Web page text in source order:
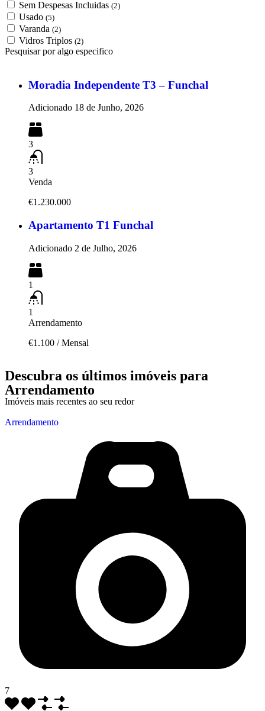
Sem Despesas Incluidas (2)
Usado (5)
Varanda (2)
Vidros Triplos (2)
Pesquisar por algo especifico
Moradia Independente T3 – Funchal
Adicionado 18 de Junho, 2026
3
3
Venda
€1.230.000
Apartamento T1 Funchal
Adicionado 2 de Julho, 2026
1
1
Arrendamento
€1.100 / Mensal
Descubra os últimos imóveis para
Arrendamento
Imóveis mais recentes ao seu redor
Arrendamento
7